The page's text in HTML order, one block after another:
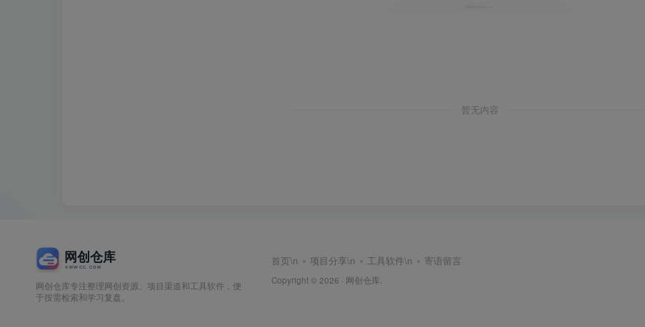
暂无内容
网创仓库专注整理网创资源、项目渠道和工具软件，便
于按需检索和学习复盘。
首页\n 项目分享\n 工具软件\n 寄语留言
Copyright © 2026 · 网创仓库.